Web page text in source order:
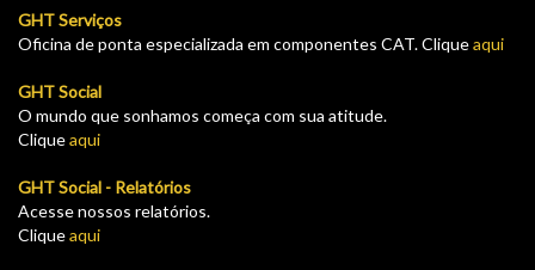
GHT Serviços
Oficina de ponta especializada em componentes CAT. Cliqueaqui
GHT Social
O mundo que sonhamos começa com sua atitude.
Cliqueaqui
GHT Social - Relatórios
Acesse nossos relatórios.
Cliqueaqui